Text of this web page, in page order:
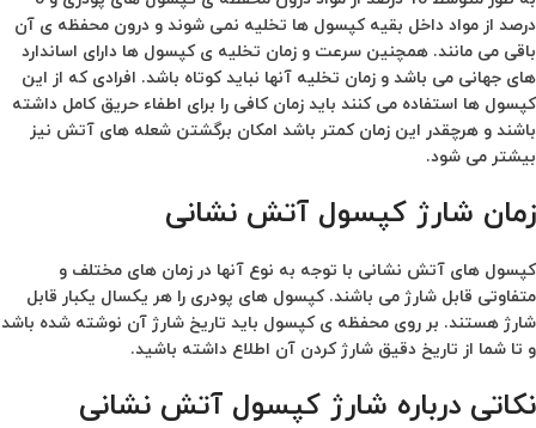
درصد از مواد داخل بقیه کپسول ها تخلیه نمی شوند و درون محفظه ی آن
باقی می مانند. همچنین سرعت و زمان تخلیه ی کپسول ها دارای اساندارد
های جهانی می باشد و زمان تخلیه آنها نباید کوتاه باشد. افرادی که از این
کپسول ها استفاده می کنند باید زمان کافی را برای اطفاء حریق کامل داشته
باشند و هرچقدر این زمان کمتر باشد امکان برگشتن شعله های آتش نیز
بیشتر می شود.
زمان شارژ کپسول آتش نشانی
کپسول های آتش نشانی با توجه به نوع آنها در زمان های مختلف و
متفاوتی قابل شارژ می باشند. کپسول های پودری را هر یکسال یکبار قابل
شارژ هستند. بر روی محفظه ی کپسول باید تاریخ شارژ آن نوشته شده باشد
و تا شما از تاریخ دقیق شارژ کردن آن اطلاع داشته باشید.
نکاتی درباره شارژ کپسول آتش نشانی